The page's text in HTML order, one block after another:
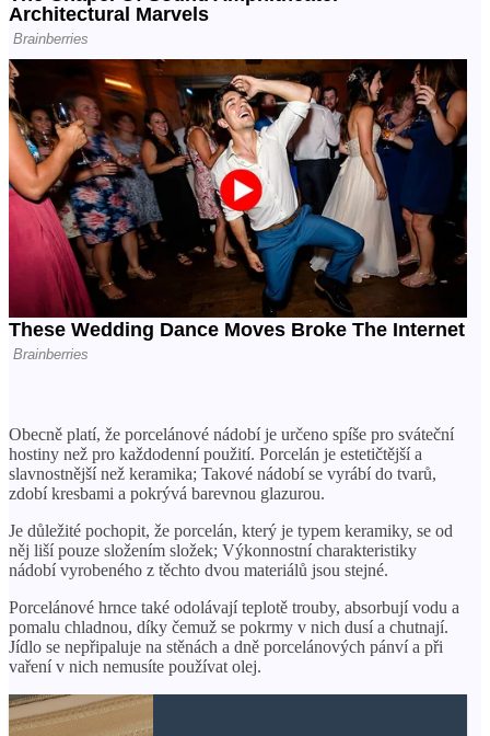
Obecně platí, že porcelánové nádobí je určeno spíše pro sváteční
hostiny než pro každodenní použití. Porcelán je estetičtější a
slavnostnější než keramika; Takové nádobí se vyrábí do tvarů,
zdobí kresbami a pokrývá barevnou glazurou.
Je důležité pochopit, že porcelán, který je typem keramiky, se od
něj liší pouze složením složek; Výkonnostní charakteristiky
nádobí vyrobeného z těchto dvou materiálů jsou stejné.
Porcelánové hrnce také odolávají teplotě trouby, absorbují vodu a
pomalu chladnou, díky čemuž se pokrmy v nich dusí a chutnají.
Jídlo se nepřipaluje na stěnách a dně porcelánových pánví a při
vaření v nich nemusíte používat olej.